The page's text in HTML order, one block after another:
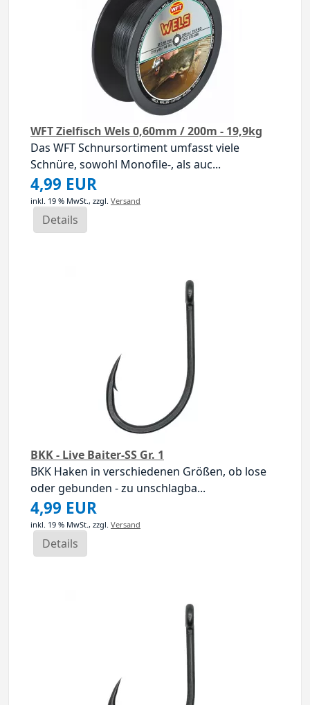
WFT Zielfisch Wels 0,60mm / 200m - 19,9kg
Das WFT Schnursortiment umfasst viele
Schnüre, sowohl Monofile-, als auc...
4,99 EUR
inkl. 19 % MwSt., zzgl. Versand
Details
BKK - Live Baiter-SS Gr. 1
BKK Haken in verschiedenen Größen, ob lose
oder gebunden - zu unschlagba...
4,99 EUR
inkl. 19 % MwSt., zzgl. Versand
Details